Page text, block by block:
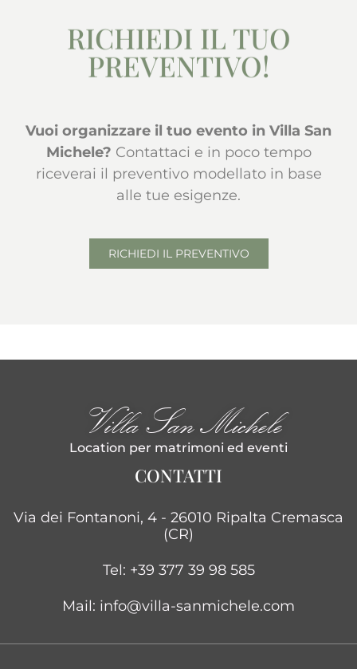
RICHIEDI IL TUO
PREVENTIVO!
Vuoi organizzare il tuo evento in Villa San
Michele? Contattaci e in poco tempo
riceverai il preventivo modellato in base
alle tue esigenze.
RICHIEDI IL PREVENTIVO
Villa San Michele
Location per matrimoni ed eventi
CONTATTI
Via dei Fontanoni, 4 - 26010 Ripalta Cremasca
(CR)
Tel: +39 377 39 98 585
Mail: info@villa-sanmichele.com